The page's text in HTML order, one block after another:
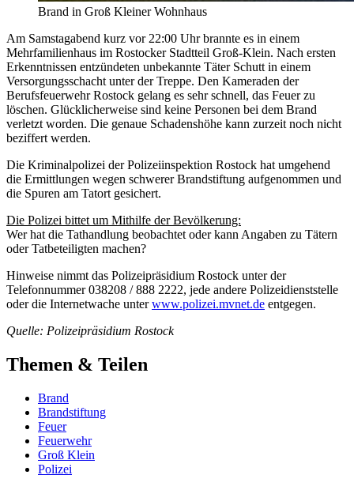
Brand in Groß Kleiner Wohnhaus
Am Samstagabend kurz vor 22:00 Uhr brannte es in einem
Mehrfamilienhaus im Rostocker Stadtteil Groß-Klein. Nach ersten
Erkenntnissen entzündeten unbekannte Täter Schutt in einem
Versorgungsschacht unter der Treppe. Den Kameraden der
Berufsfeuerwehr Rostock gelang es sehr schnell, das Feuer zu
löschen. Glücklicherweise sind keine Personen bei dem Brand
verletzt worden. Die genaue Schadenshöhe kann zurzeit noch nicht
beziffert werden.
Die Kriminalpolizei der Polizeiinspektion Rostock hat umgehend
die Ermittlungen wegen schwerer Brandstiftung aufgenommen und
die Spuren am Tatort gesichert.
Die Polizei bittet um Mithilfe der Bevölkerung:
Wer hat die Tathandlung beobachtet oder kann Angaben zu Tätern
oder Tatbeteiligten machen?
Hinweise nimmt das Polizeipräsidium Rostock unter der
Telefonnummer 038208 / 888 2222, jede andere Polizeidienststelle
oder die Internetwache unterwww.polizei.mvnet.de entgegen.
Quelle: Polizeipräsidium Rostock
Themen & Teilen
Brand
Brandstiftung
Feuer
Feuerwehr
Groß Klein
Polizei